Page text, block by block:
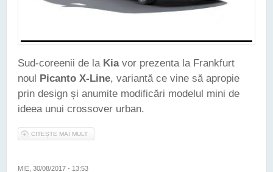
Sud-coreenii de la Kiavor prezenta la Frankfurt
noul Picanto X-Line, variantă ce vine să apropie
prin design și anumite modificări modelul mini de
ideea unui crossover urban.
CITEȘTE MAI MULT
MIE, 30/08/2017 - 13:53